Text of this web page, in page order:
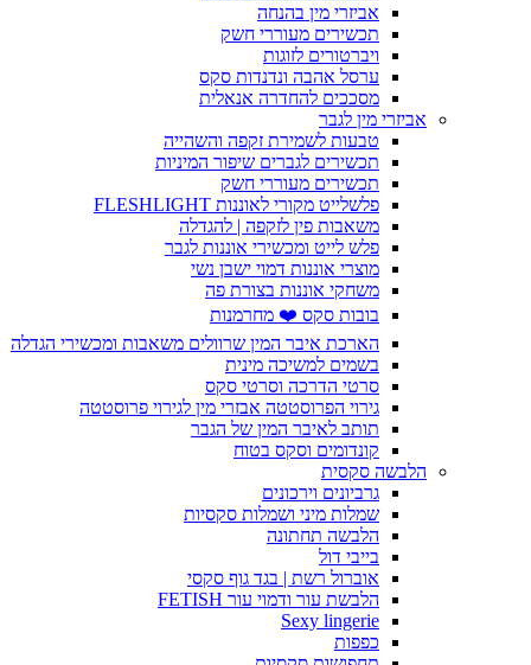
אביזרי מין בהנחה
תכשירים מעוררי חשק
ויברטורים לזוגות
ערסל אהבה ונדנדות סקס
מסככים להחדרה אנאלית
אביזרי מין לגבר
טבעות לשמירת זקפה והשהייה
תכשירים לגברים שיפור המיניות
תכשירים מעוררי חשק
פלשלייט מקורי לאוננות FLESHLIGHT
משאבות פין לזקפה | להגדלה
פלש לייט ומכשירי אוננות לגבר
מוצרי אוננות דמוי ישבן נשי
משחקי אוננות בצורת פה
בובות סקס ❤️ מחרמנות
הארכת איבר המין שרוולים משאבות ומכשירי הגדלה
בשמים למשיכה מינית
סרטי הדרכה וסרטי סקס
גירוי הפרוסטטה אבזרי מין לגירוי פרוסטטה
תותב לאיבר המין של הגבר
קונדומים וסקס בטוח
הלבשה סקסית
גרביונים וירכונים
שמלות מיני ושמלות סקסיות
הלבשה תחתונה
בייבי דול
אוברול רשת | בגד גוף סקסי
הלבשת עור ודמוי עור FETISH
Sexy lingerie
כפפות